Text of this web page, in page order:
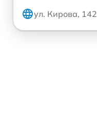
ул. Кирова, 142